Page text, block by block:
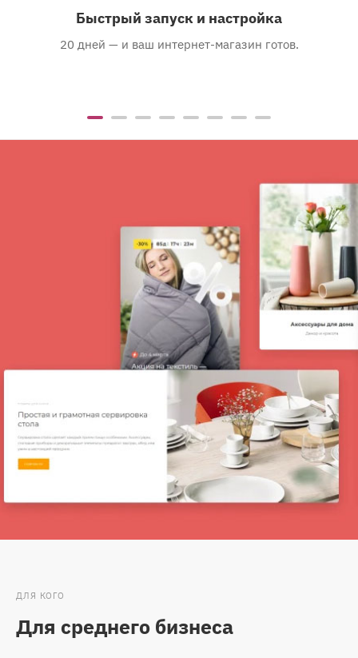
Быстрый запуск и настройка
20 дней — и ваш интернет-магазин готов.
ДЛЯ КОГО
Для среднего бизнеса